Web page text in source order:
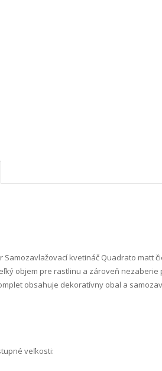
Samozavlažovací kvetináč Quadrato matt
objem pre rastlinu a zároveň nezaberie
obsahuje dekoratívny obal a
veľkosti: